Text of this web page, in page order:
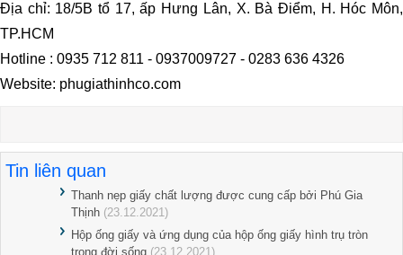
Địa chỉ: 18/5B tổ 17, ấp Hưng Lân, X. Bà Điểm, H. Hóc Môn,
TP.HCM
Hotline : 0935 712 811 - 0937009727 - 0283 636 4326
Website: phugiathinhco.com
Tin liên quan
Thanh nẹp giấy chất lượng được cung cấp bởi Phú Gia
Thịnh (23.12.2021)
Hộp ống giấy và ứng dụng của hộp ống giấy hình trụ tròn
trong đời sống (23.12.2021)